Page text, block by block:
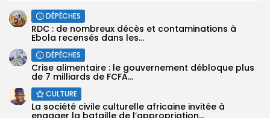
DÉPÊCHES
RDC : de nombreux décès et contaminations à
Ebola recensés dans les...
DÉPÊCHES
Crise alimentaire : le gouvernement débloque plus
de 7 milliards de FCFA...
CULTURE
La société civile culturelle africaine invitée à